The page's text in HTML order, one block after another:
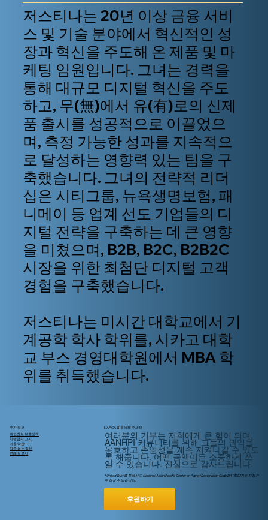
저스티나는 20년 이상 금융 서비
스 및 기술 분야에서 혁신적인 성
장과 혁신을 주도해 온 제품 및 마
케팅 임원입니다. 그녀는 경력을
통해 대규모 디지털 혁신을 주도
하고, 무(無)에서 유(有)로의 신제
품 출시를 성공적으로 이끌었으
며, 측정 가능한 성과를 지속적으
로 달성하는 영향력 있는 팀을 구
축했습니다. 그녀의 전략적 리더
십은 시티그룹, 뉴욕생명보험, 패
니메이 등 업계 선도 기업들의 디
지털 전략을 구축하는 데 큰 영향
을 미쳤으며, B2B, B2C, B2B2C
시장을 위한 최첨단 디지털 고객
경험을 구축했습니다.
저스티나는 미시간 대학교에서 기
계공학 학사 학위를, 시카고 대학
교 부스 경영대학원에서 MBA 학
위를 취득했습니다.
추가 정보
개인정보 보호정책
차별금지 고지
이용 약관
자주 묻는 질문
연례 보고서
NAPCA를 후원해 주세요
여러분의 기부는 저희에게 큰 힘이 되며,
AANHPI 커뮤니티를 위해그들의 권익을
옹호하고 존엄성을 계속 지켜나갈 수 있도
록 해줍니다. 어떤 금액이든 소중하게 쓰
일 수 있습니다. 진심으로 감사드립니다.
* United Way를 통해서도 National Asian Pacific Center on Aging (Designation Code D4139227)로 지정기
부 하실 수 있습니다.
후원하기